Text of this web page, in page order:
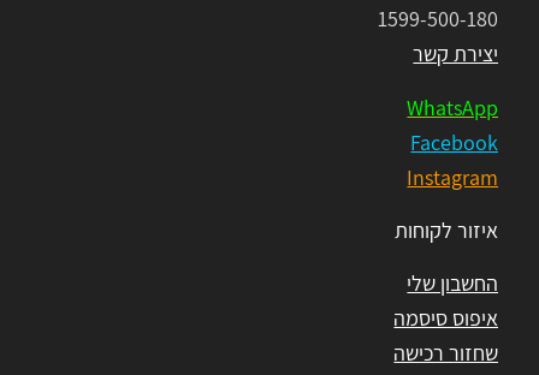
1599-500-180
יצירת קשר
WhatsApp
Facebook
Instagram
איזור לקוחות
החשבון שלי
איפוס סיסמה
שחזור רכישה